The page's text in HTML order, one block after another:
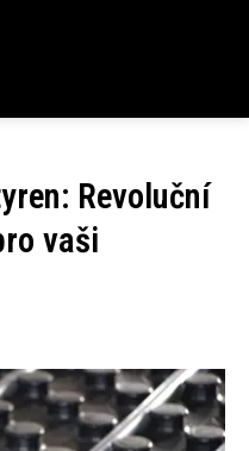
Revoluční
vaši